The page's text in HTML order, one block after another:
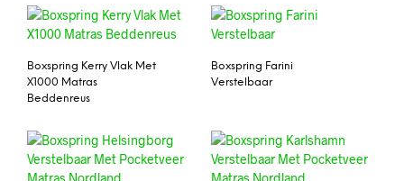
Boxspring Kerry Vlak Met
X1000 Matras
Beddenreus
Boxspring Farini
Verstelbaar